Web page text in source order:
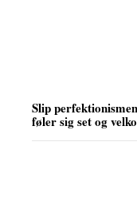
Slip
føler sig set og